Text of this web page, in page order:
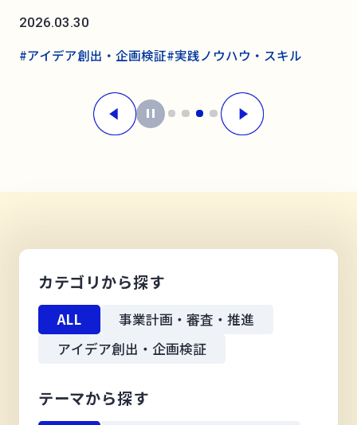
2026.03.30
#アイデア創出・企画検証#実践ノウハウ・スキル
カテゴリから探す
ALL
事業計画・審査・推進
アイデア創出・企画検証
テーマから探す